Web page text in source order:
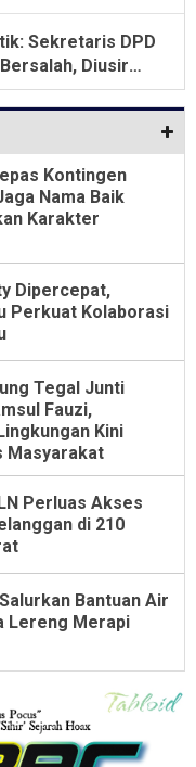
Sekretaris DPD
Diusir
Kontingen
Nama Baik
Karakter
Dipercepat,
Perkuat Kolaborasi
Tegal Junti
Fauzi,
Kini
Masyarakat
Perluas Akses
di 210
Bantuan Air
Lereng Merapi